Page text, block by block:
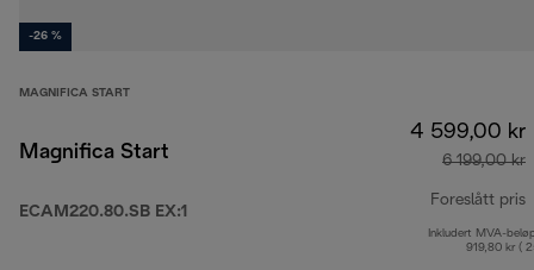
-26 %
MAGNIFICA START
Magnifica Start
ECAM220.80.SB EX:1
4 599,00 kr
6 199,00 kr
Foreslått pris
Inkludert MVA-
919,80 kr (